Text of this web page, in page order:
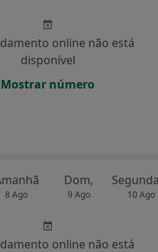
online não está
disponível
Mostrar número
8 Ago
Dom,
9 Ago 10 Ago
online não está